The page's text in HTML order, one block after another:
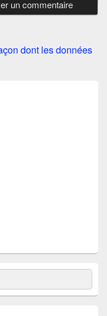
dont les données